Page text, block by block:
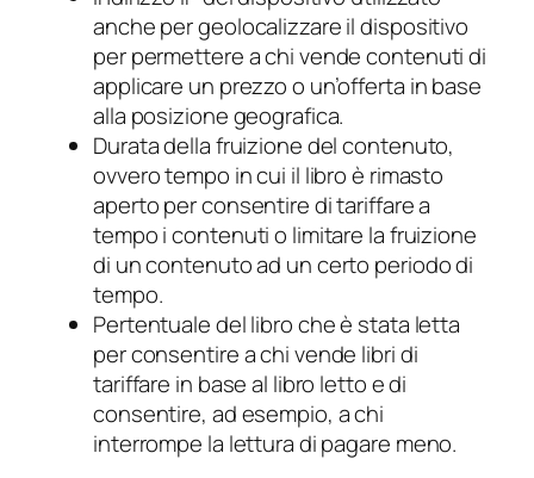
anche per geolocalizzare il dispositivo
per permettere a chi vende contenuti di
applicare un prezzo o un’offerta in base
alla posizione geografica.
Durata della fruizione del contenuto,
ovvero tempo in cui il libro è rimasto
aperto per consentire di tariffare a
tempo i contenuti o limitare la fruizione
di un contenuto ad un certo periodo di
tempo.
Pertentuale del libro che è stata letta
per consentire a chi vende libri di
tariffare in base al libro letto e di
consentire, ad esempio, a chi
interrompe la lettura di pagare meno.